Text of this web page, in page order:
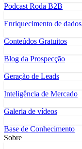
Podcast Roda B2B
Enriquecimento de dados
Conteúdos Gratuitos
Blog da Prospecção
Geração de Leads
Inteligência de Mercado
Galeria de vídeos
Base de Conhecimento
Sobre